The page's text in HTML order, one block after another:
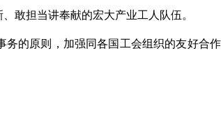
敢担当讲奉献的宏大产业工人队伍。
的原则，加强同各国工会组织的友好合